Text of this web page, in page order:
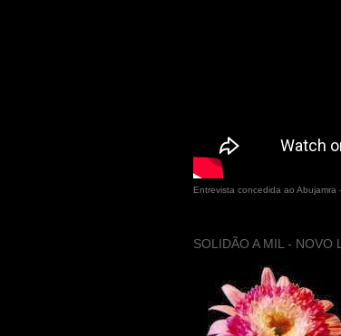
Entrevista concedida ao Abujamra
SOLIDÃO A MIL - NOVO